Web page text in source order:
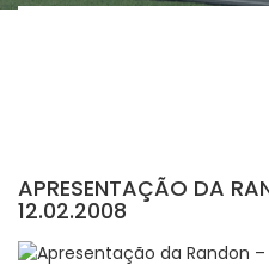
APRESENTAÇÃO DA
12.02.2008